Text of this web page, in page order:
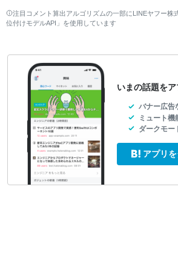
注目コメント算出アルゴリズムの一部にLINEヤフー株
位付けモデルAPI」を使用しています
いまの話題をア
バナー広告
ミュート機
ダークモー
アプリ